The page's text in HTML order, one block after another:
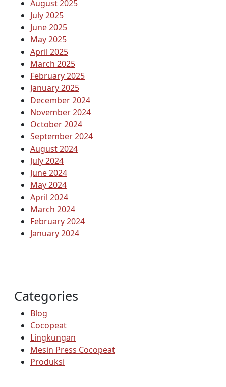
August 2025
July 2025
June 2025
May 2025
April 2025
March 2025
February 2025
January 2025
December 2024
November 2024
October 2024
September 2024
August 2024
July 2024
June 2024
May 2024
April 2024
March 2024
February 2024
January 2024
Categories
Blog
Cocopeat
Lingkungan
Mesin Press Cocopeat
Produksi